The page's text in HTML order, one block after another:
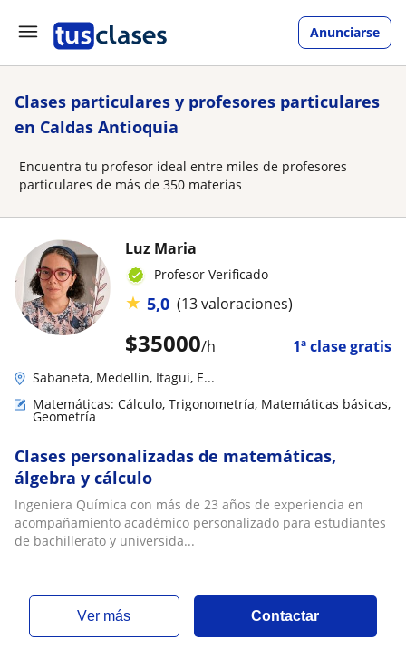
Anunciarse
Clases particulares y profesores particulares
en Caldas Antioquia
Encuentra tu profesor ideal entre miles de profesores
particulares de más de 350 materias
$35000/h 1ª clase gratis
Luz Maria
Profesor Verificado
★ 5,0 (13 valoraciones)
Sabaneta, Medellín, Itagui, E...
Matemáticas: Cálculo, Trigonometría, Matemáticas básicas,
Geometría
Clases personalizadas de matemáticas,
álgebra y cálculo
Ingeniera Química con más de 23 años de experiencia en
acompañamiento académico personalizado para estudiantes
de bachillerato y universida...
ver más Contactar